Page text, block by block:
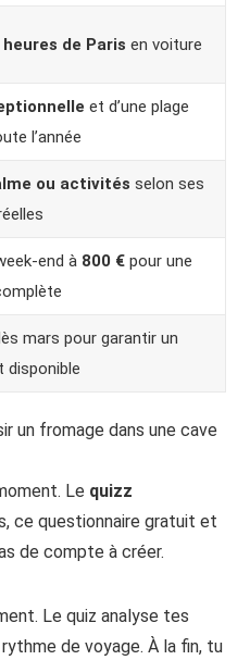
heures de Paris en voiture
et d’une plage
l’année
ou activités selon ses
end à 800 €pour une
mars pour garantir un
disponible
un fromage dans une cave
Le quizz
ce questionnaire gratuit et
de compte à créer.
Le quiz analyse tes
de voyage. À la fin, tu